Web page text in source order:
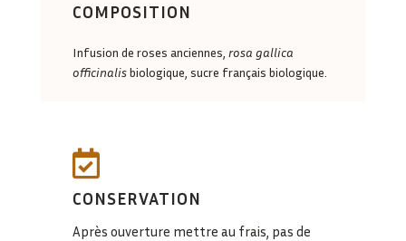
0,00€
COMPOSITION
Infusion de roses anciennes, rosa gallica
officinalisbiologique, sucre français biologique.

CONSERVATION
Après ouverture mettre au frais, pas de